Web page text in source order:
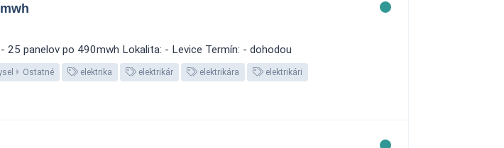
25 panelov po 490mwh Lokalita: - Levice Termín: - dohodou
Ostatné elektrika elektrikár elektrikára elektrikári